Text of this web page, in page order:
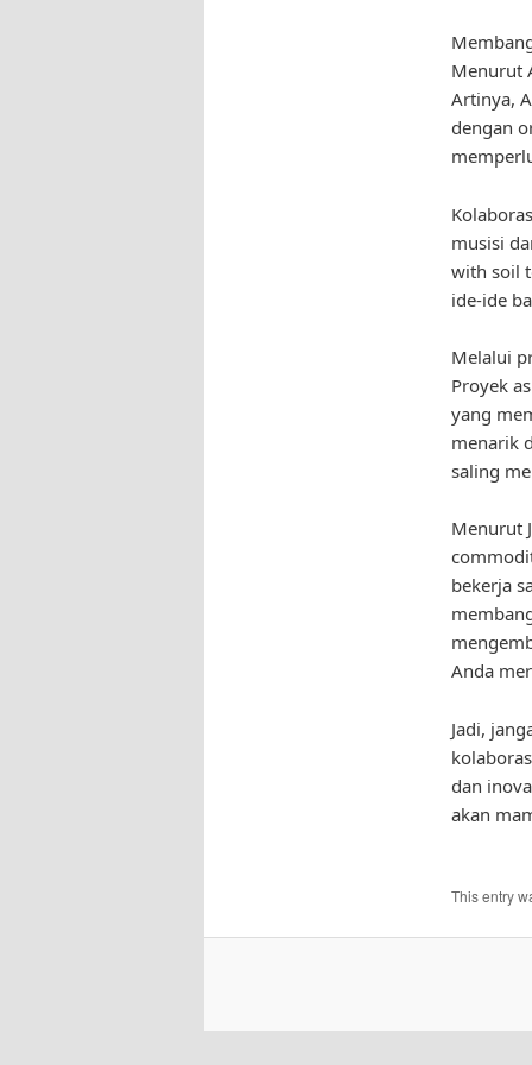
Menurut
Artinya,
dengan
musisi
with soil
ide-ide
Melalui
Proyek
yang
menarik
saling
Menurut
bekerja
Anda
Jadi,
dan
akan
This entry